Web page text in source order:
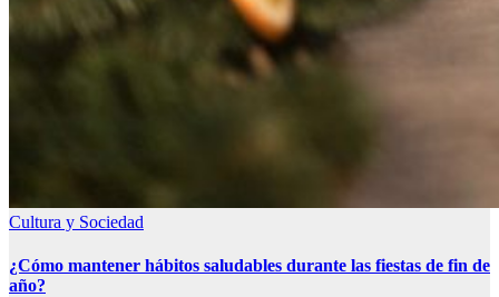
Cultura y Sociedad
¿Cómo mantener hábitos saludables durante las fiestas de fin de
año?